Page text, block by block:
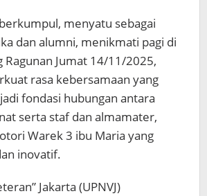
menyatu sebagai
dan alumni, menikmati pagi di
Ragunan Jumat 14/11/2025,
rasa kebersamaan yang
fondasi hubungan antara
serta staf dan almamater,
Warek 3 ibu Maria yang
inovatif.
Jakarta (UPNVJ)